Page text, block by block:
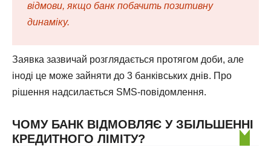
відмови, якщо банк побачить позитивну
динаміку.
Заявка зазвичай розглядається протягом доби, але
іноді це може зайняти до 3 банківських днів. Про
рішення надсилається SMS-повідомлення.
ЧОМУ БАНК ВІДМОВЛЯЄ У ЗБІЛЬШЕННІ
КРЕДИТНОГО ЛІМІТУ?